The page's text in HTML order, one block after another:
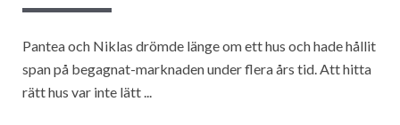
Pantea och Niklas drömde länge om ett hus och hade hållit
span på begagnat-marknaden under flera års tid. Att hitta
rätt hus var inte lätt ...